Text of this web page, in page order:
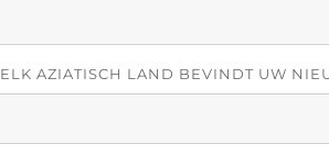
AZIATISCH LAND BEVINDT UW